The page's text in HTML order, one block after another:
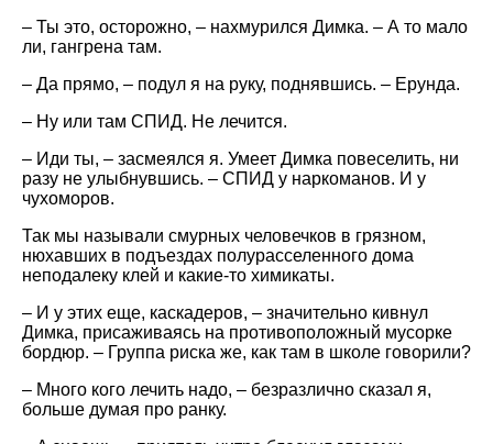
– Ты это, осторожно, – нахмурился Димка. – А то мало
ли, гангрена там.
– Да прямо, – подул я на руку, поднявшись. – Ерунда.
– Ну или там СПИД. Не лечится.
– Иди ты, – засмеялся я. Умеет Димка повеселить, ни
разу не улыбнувшись. – СПИД у наркоманов. И у
чухоморов.
Так мы называли смурных человечков в грязном,
нюхавших в подъездах полурасселенного дома
неподалеку клей и какие-то химикаты.
– И у этих еще, каскадеров, – значительно кивнул
Димка, присаживаясь на противоположный мусорке
бордюр. – Группа риска же, как там в школе говорили?
– Много кого лечить надо, – безразлично сказал я,
больше думая про ранку.